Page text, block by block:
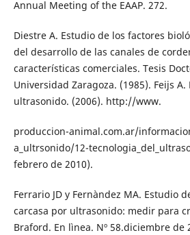
Annual Meeting of the EAAP. 272.
Diestre A. Estudio de los factores
del desarrollo de las canales de
características comerciales. Tesis
Universidad Zaragoza. (1985). Feijs
ultrasonido. (2006). http://www.
produccion-animal.com.ar/
a_ultrsonido/12-
febrero de 2010).
Ferrario JD y Fernàndez MA. Estudio
carcasa por ultrasonido: medir para
Braford. En lìnea. Nº 58.diciembre de